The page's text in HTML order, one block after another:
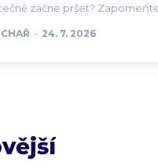
začne pršet?
- 24. 7. 2026